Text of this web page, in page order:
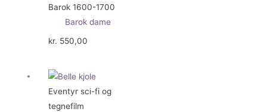
Barok 1600-1700
Barok dame
kr. 550,00
Eventyr sci-fi og
tegnefilm